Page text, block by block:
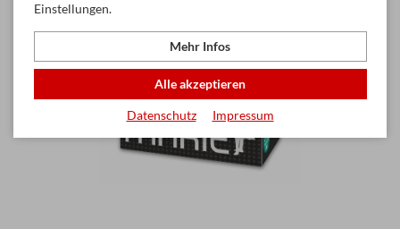
Einstellungen.
Mehr Infos
Alle akzeptieren
Datenschutz Impressum